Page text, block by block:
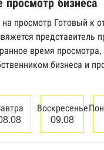
казначейства
дел
суда
реестр
юридических лиц
просмотр бизнеса
на просмотр Готовый к
представитель
время просмотра,
бизнеса и
Воскресенье
09.08